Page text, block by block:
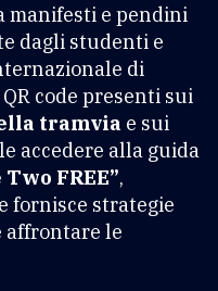
manifesti e pendini
dagli studenti e
di
code presenti sui
tramvia e sui
accedere alla guida
Two FREE”,
fornisce strategie
affrontare le